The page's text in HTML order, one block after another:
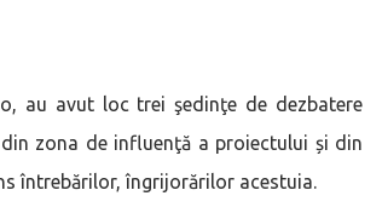
au avut loc trei şedinţe de dezbatere
zona de influenţă a proiectului și din
întrebărilor, îngrijorărilor acestuia.